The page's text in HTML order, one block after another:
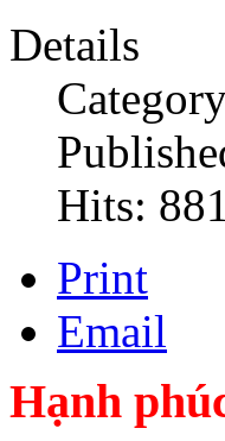
Details
Hits:
Print
Email
Hạnh